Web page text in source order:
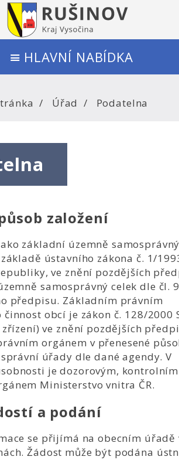
HLAVNÍ NABÍDKA
Úřad Podatelna
založení
základní územně
ústavního zákona č. 1/
ve znění pozdějších
samosprávný celek dle čl.
předpisu. Základním právním
obcí je zákon č. 128/2000
ve znění pozdějších
orgánem v přenesené
úřady dle dané agendy. V
je dozorovým,
Ministerstvo vnitra ČR.
a podání
se přijímá na obecním úřadě
Žádost může být podána